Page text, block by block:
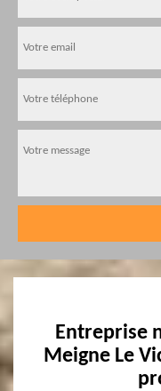
Entreprise
Meigne Le